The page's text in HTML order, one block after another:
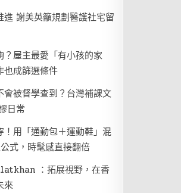
進 謝美英籲規劃醫護社宅留
？屋主最愛「有小孩的家
成篩選條件
會被督學查到？台灣補課文
日常
！用「通勤包＋運動鞋」混
式，時髦感直接翻倍
：拓展視野，在香
來